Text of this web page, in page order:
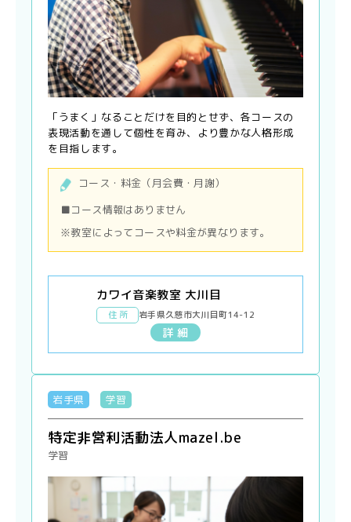
「うまく」なることだけを目的とせず、各コースの
表現活動を通して個性を育み、より豊かな人格形成
を目指します。
コース・料金（月会費・月謝）
■コース情報はありません
※教室によってコースや料金が異なります。
カワイ音楽教室 大川目
住 所 岩手県久慈市大川目町14-12
詳 細
岩手県 学習
特定非営利活動法人mazel.be
学習